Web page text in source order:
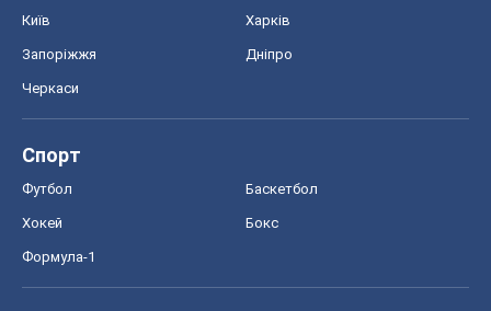
Київ Харків
Запоріжжя Дніпро
Черкаси
Спорт
Футбол Баскетбол
Хокей Бокс
Формула-1